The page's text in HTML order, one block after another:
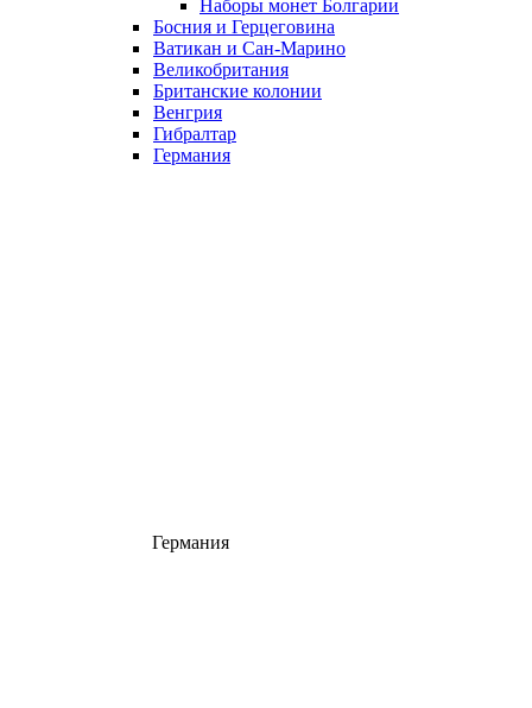
Наборы монет Болгарии
Босния и Герцеговина
Ватикан и Сан-Марино
Великобритания
Британские колонии
Венгрия
Гибралтар
Германия
Германия